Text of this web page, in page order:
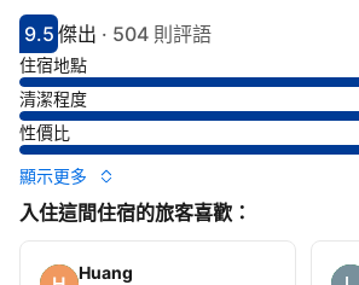
分數9.5分
9.5
評比傑出
傑出 · 504 則評語
住宿地點
清潔程度
性價比
顯示更多
入住這間住宿的旅客喜歡：
Huang